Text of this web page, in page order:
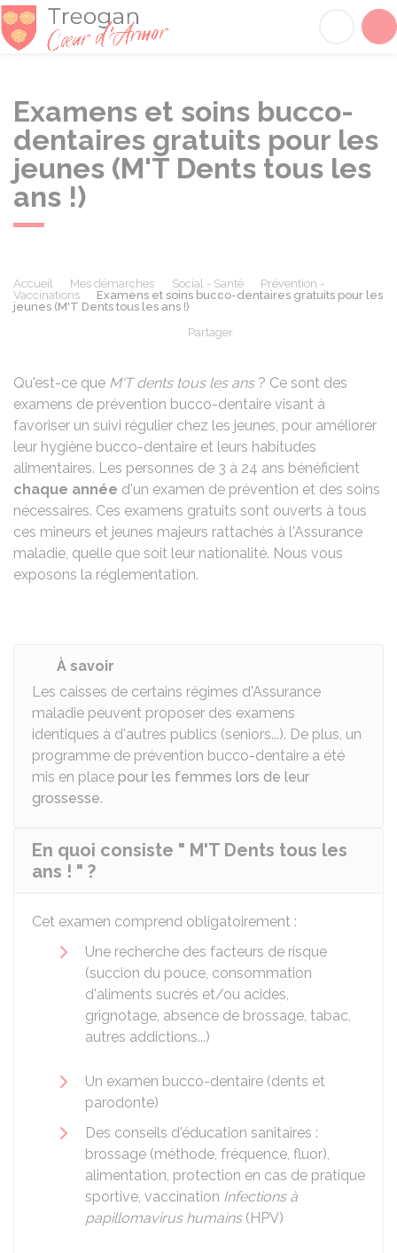
Examens et soins bucco-
dentaires gratuits pour les
jeunes (M'T Dents tous les
ans !)
Accueil Mes démarches Social - Santé
Prévention -
Vaccinations
Examens et soins bucco-dentaires gratuits pour les
jeunes (M'T Dents tous les ans !)
Partager
Qu'est-ce que M'T dents tous les ans? Ce sont des
examens de prévention bucco-dentaire visant à
favoriser un suivi régulier chez les jeunes, pour améliorer
leur hygiène bucco-dentaire et leurs habitudes
alimentaires. Les personnes de 3 à 24 ans bénéficient
chaque année d'un examen de prévention et des soins
nécessaires. Ces examens gratuits sont ouverts à tous
ces mineurs et jeunes majeurs rattachés à l'Assurance
maladie, quelle que soit leur nationalité. Nous vous
exposons la réglementation.
À savoir
Les caisses de certains régimes d'Assurance
maladie peuvent proposer des examens
identiques à d'autres publics (seniors...). De plus, un
programme de prévention bucco-dentaire a été
mis en place pour les femmes lors de leur
grossesse.
En quoi consiste " M'T Dents tous les
ans ! " ?
Cet examen comprend obligatoirement :
Une recherche des facteurs de risque
(succion du pouce, consommation
d'aliments sucrés et/ou acides,
grignotage, absence de brossage, tabac,
autres addictions...)
Un examen bucco-dentaire (dents et
parodonte)
Des conseils d'éducation sanitaires :
brossage (méthode, fréquence, fluor),
alimentation, protection en cas de pratique
sportive, vaccination Infections à
papillomavirus humains(HPV)